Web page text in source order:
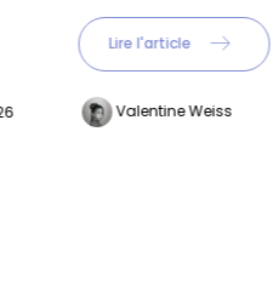
30 juin 2026